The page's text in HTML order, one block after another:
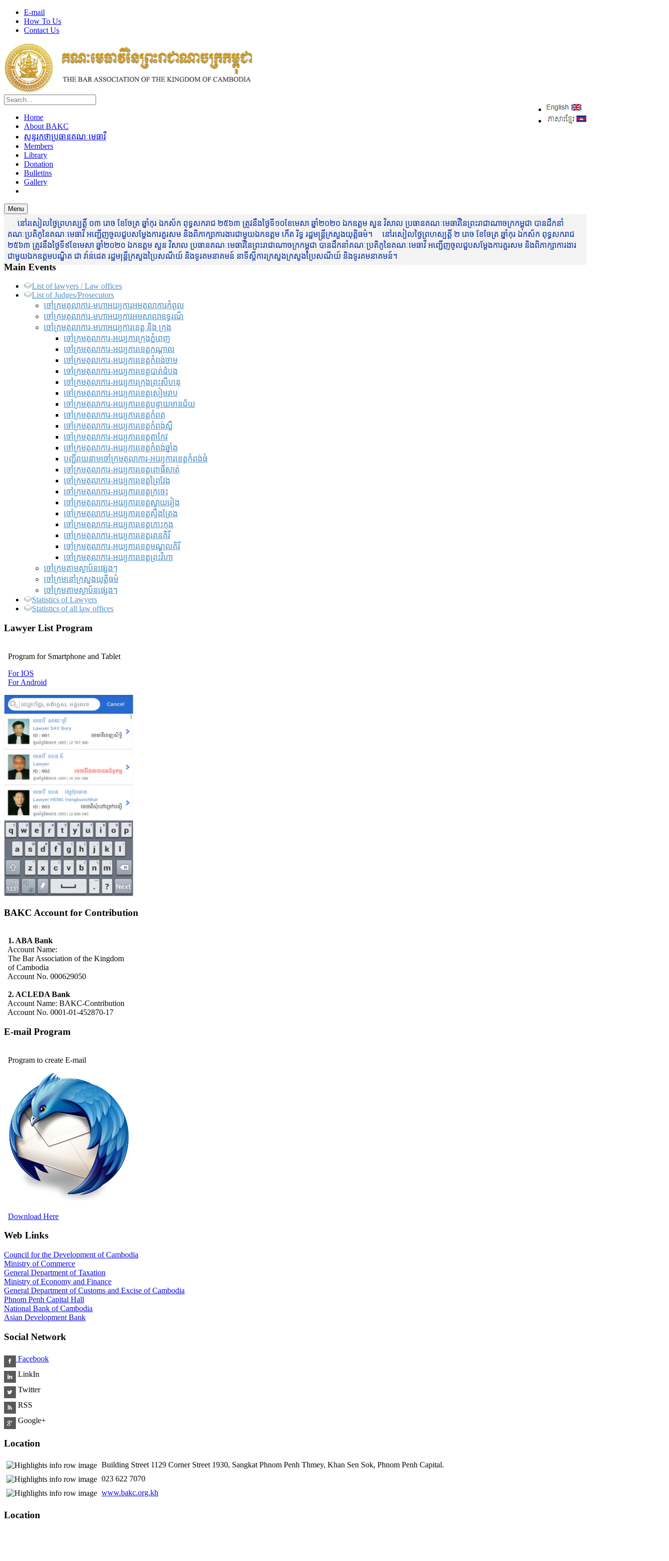
E-mail
How To Us
Contact Us
Home
About BAKC
សុន្ទរកថាប្រធានគណៈមេធាវី
Members
Library
Donation
Bulletins
Gallery
Menu
នៅរសៀលថ្ងៃព្រហស្បត្តិ៍ ០៣ រោច ខែចែត្រ ឆ្នាំកុរ ឯកស័ក ពុទ្ធសករាជ ២៥៦៣ ត្រូវនឹងថ្ងៃទី១០ខែមេសា ឆ្នាំ២០២០ ឯកឧត្តម សួន វិសាល ប្រធានគណៈមេធាវីនៃព្រះរាជាណាចក្រកម្ពុជា បានដឹកនាំ
គណៈប្រតិភូនៃគណៈមេធាវី អញ្ជើញចូលជួបសម្តែងការគួរសម និងពិភាក្សាការងារជាមួយឯកឧត្តម កើត រិទ្ធ រដ្ឋមន្ត្រីក្រសួងយុត្តិធម៌។ នៅរសៀលថ្ងៃព្រហស្បត្តិ៍ ២ រោច ខែចែត្រ ឆ្នាំកុរ ឯកស័ក ពុទ្ធសករាជ
២៥៦៣ ត្រូវនឹងថ្ងៃទី៩ខែមេសា ឆ្នាំ២០២០ ឯកឧត្តម សួន វិសាល ប្រធានគណៈមេធាវីនៃព្រះរាជាណាចក្រកម្ពុជា បានដឹកនាំគណៈប្រតិភូនៃគណៈមេធាវី អញ្ជើញចូលជួបសម្តែងការគួរសម និងពិភាក្សាការងារ
ជាមួយឯកឧត្តមបណ្ឌិត ជា វ៉ាន់ដេត រដ្ឋមន្រ្តីក្រសួងប្រៃសណីយ៍ និងទូរគមនាគមន៍ នាទីស្តីការក្រសួងក្រសួងប្រៃសណីយ៍ និងទូរគមនាគមន៍។
Main Events
List of lawyers / Law offices
List of Judges/Prosecutors
ចៅក្រមតុលាការ-មហាអយ្យការអមតុលាការកំពូល
ចៅក្រមតុលាការ-មហាអយ្យការអមសាលាឧទ្ធរណ៏
ចៅក្រមតុលាការ-មហាអយ្យការខេត្ត និង ក្រុង
ចៅក្រមតុលាការ-អយ្យការក្រុងភ្នំពេញ
ចៅក្រមតុលាការ-អយ្យការខេត្តកណ្តាល
ចៅក្រមតុលាការ-អយ្យការខេត្តកំពង់ចាម
ចៅក្រមតុលាការ-អយ្យការខេត្តបាត់ដំបង
ចៅក្រមតុលាការ-អយ្យការ​ក្រុងព្រះសីហនុ
ចៅក្រមតុលាការ-អយ្យការខេត្តសៀមរាប
ចៅក្រមតុលាការ-អយ្យការខេត្តបន្ទាយមានជ័យ
ចៅក្រមតុលាការ-អយ្យការខេត្តកំពត
ចៅក្រមតុលាការ-អយ្យការខេត្តកំពង់ស្ពឺ
ចៅក្រមតុលាការ-អយ្យការខេត្តតាកែវ
ចៅក្រមតុលាការ-អយ្យការខេត្តកំពង់ឆ្នាំង
បញ្ជីរាយនាមចៅក្រមតុលាការ-អយ្យការខេត្តកំពង់ធំ
ចៅក្រមតុលាការ-អយ្យការខេត្តពោធិ៍សាត់
ចៅក្រមតុលាការ-អយ្យការខេត្តព្រៃវែង
ចៅក្រមតុលាការ-អយ្យការខេត្តក្រចេះ
ចៅក្រមតុលាការ-អយ្យការខេត្តស្វាយរៀង
ចៅក្រមតុលាការ-អយ្យការខេត្តស្ទឹងត្រែង
ចៅក្រមតុលាការ-អយ្យការខេត្តកោះកុង
ចៅក្រមតុលាការ-អយ្យការខេត្តរតនគិរី
ចៅក្រមតុលាការ-អយ្យការខេត្តមណ្ឌលគិរី
ចៅក្រមតុលាការ-អយ្យការខេត្តព្រះវិហា
ចៅក្រមតាមស្ថាប័នផ្សេងៗ
ចៅក្រមនៅក្រសួងយុត្តិធម៌
ចៅក្រមតាមស្ថាប័នផ្សេងៗ
Statistics of Lawyers
Statistics of all law offices
Lawyer List Program
Program for Smartphone and Tablet
For IOS
For Android
BAKC Account for Contribution
1. ABA Bank
Account Name:
The Bar Association of the Kingdom
of Cambodia
Account No. 000629050
2. ACLEDA Bank
Account Name: BAKC-Contribution
Account No. 0001-01-452870-17
E-mail Program
Program to create E-mail
Download Here
Web Links
Council for the Development of Cambodia
Ministry of Commerce
General Department of Taxation
Ministry of Economy and Finance
General Department of Customs and Excise of Cambodia
Phnom Penh Capital Hall
National Bank of Cambodia
Asian Development Bank
Social Network
Facebook
LinkIn
Twitter
RSS
Google+
Location
Building Street 1129 Corner Street 1930, Sangkat Phnom Penh Thmey, Khan Sen Sok, Phnom Penh Capital.
​ 023 622 7070
www.bakc.org.kh
Location